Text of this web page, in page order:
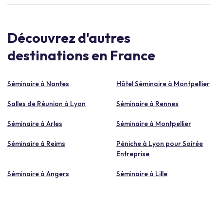
Découvrez d'autres
destinations en France
Séminaire à Nantes Hôtel Séminaire à Montpellier
Salles de Réunion à Lyon Séminaire à Rennes
Séminaire à Arles Séminaire à Montpellier
Séminaire à Reims
Péniche à Lyon pour Soirée
Entreprise
Séminaire à Angers Séminaire à Lille